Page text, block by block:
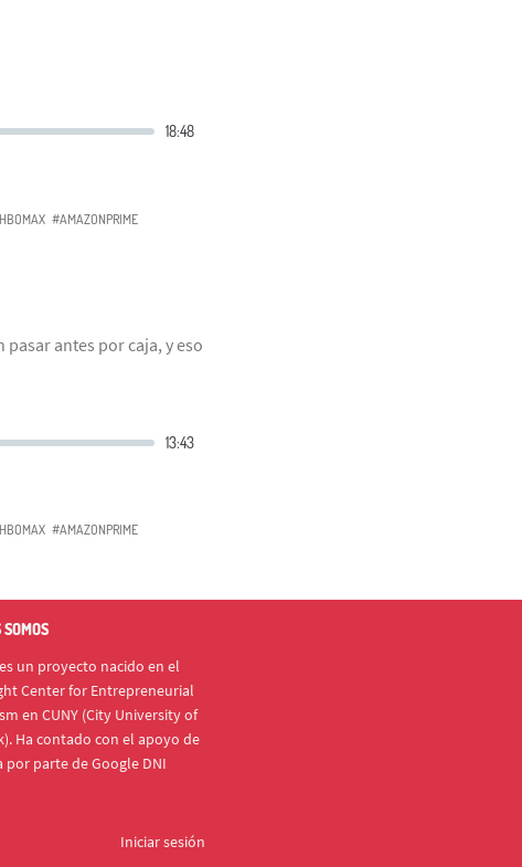
#AMAZONPRIME
antes por caja, y eso
#AMAZONPRIME
un proyecto nacido en el
Center for Entrepreneurial
en CUNY (City University of
Ha contado con el apoyo de
por parte de Google DNI
Iniciar sesión